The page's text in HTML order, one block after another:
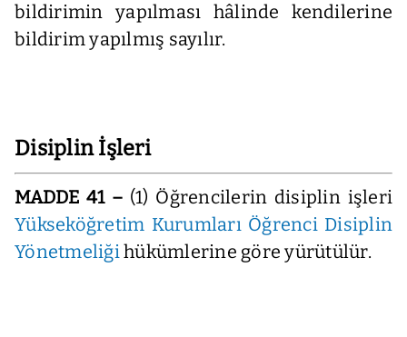
bildirimin yapılması hâlinde kendilerine
bildirim yapılmış sayılır.
Disiplin İşleri
MADDE 41 – (1) Öğrencilerin disiplin işleri
Yükseköğretim Kurumları Öğrenci Disiplin
Yönetmeliğihükümlerine göre yürütülür.